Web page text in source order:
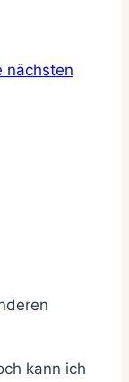
nächsten
kann ich